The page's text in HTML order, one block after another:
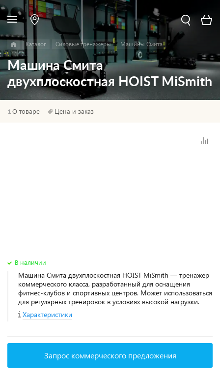
Каталог Силовые тренажеры Машины Смита
Машина Смита
двухплоскостная HOIST MiSmith
О товаре Цена и заказ
В наличии
Машина Смита двухплоскостная HOIST MiSmith — тренажер
коммерческого класса, разработанный для оснащения
фитнес‑клубов и спортивных центров. Может использоваться
для регулярных тренировок в условиях высокой нагрузки.
Характеристики
Запрос коммерческого предложения